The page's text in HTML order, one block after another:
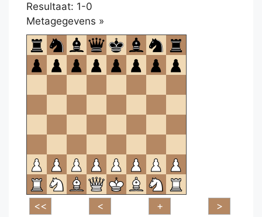
Resultaat: 1-0
Metagegevens »
om
te
openen.